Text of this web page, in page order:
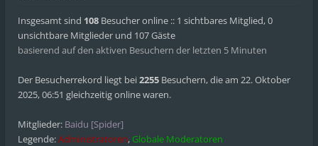
Insgesamt sind 108 Besucher online :: 1 sichtbares Mitglied, 0
unsichtbare Mitglieder und 107 Gäste
basierend auf den aktiven Besuchern der letzten 5 Minuten
Der Besucherrekord liegt bei2255 Besuchern, die am 22. Oktober
2025, 06:51 gleichzeitig online waren.
Mitglieder: Baidu [Spider]
Legende:Administratoren, Globale Moderatoren